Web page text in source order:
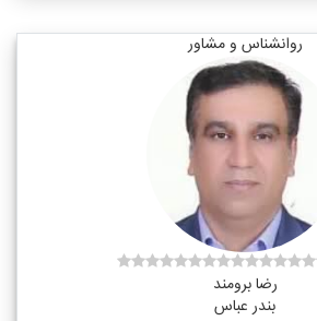
روانشناس و مشاور
رضا برومند
بندر عباس